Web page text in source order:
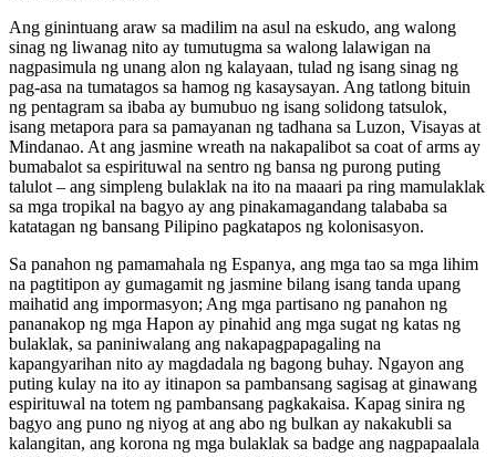
Ang ginintuang araw sa madilim na asul na eskudo, ang walong
sinag ng liwanag nito ay tumutugma sa walong lalawigan na
nagpasimula ng unang alon ng kalayaan, tulad ng isang sinag ng
pag-asa na tumatagos sa hamog ng kasaysayan. Ang tatlong bituin
ng pentagram sa ibaba ay bumubuo ng isang solidong tatsulok,
isang metapora para sa pamayanan ng tadhana sa Luzon, Visayas at
Mindanao. At ang jasmine wreath na nakapalibot sa coat of arms ay
bumabalot sa espirituwal na sentro ng bansa ng purong puting
talulot – ang simpleng bulaklak na ito na maaari pa ring mamulaklak
sa mga tropikal na bagyo ay ang pinakamagandang talababa sa
katatagan ng bansang Pilipino pagkatapos ng kolonisasyon.
Sa panahon ng pamamahala ng Espanya, ang mga tao sa mga lihim
na pagtitipon ay gumagamit ng jasmine bilang isang tanda upang
maihatid ang impormasyon; Ang mga partisano ng panahon ng
pananakop ng mga Hapon ay pinahid ang mga sugat ng katas ng
bulaklak, sa paniniwalang ang nakapagpapagaling na
kapangyarihan nito ay magdadala ng bagong buhay. Ngayon ang
puting kulay na ito ay itinapon sa pambansang sagisag at ginawang
espirituwal na totem ng pambansang pagkakaisa. Kapag sinira ng
bagyo ang puno ng niyog at ang abo ng bulkan ay nakakubli sa
kalangitan, ang korona ng mga bulaklak sa badge ang nagpapaalala